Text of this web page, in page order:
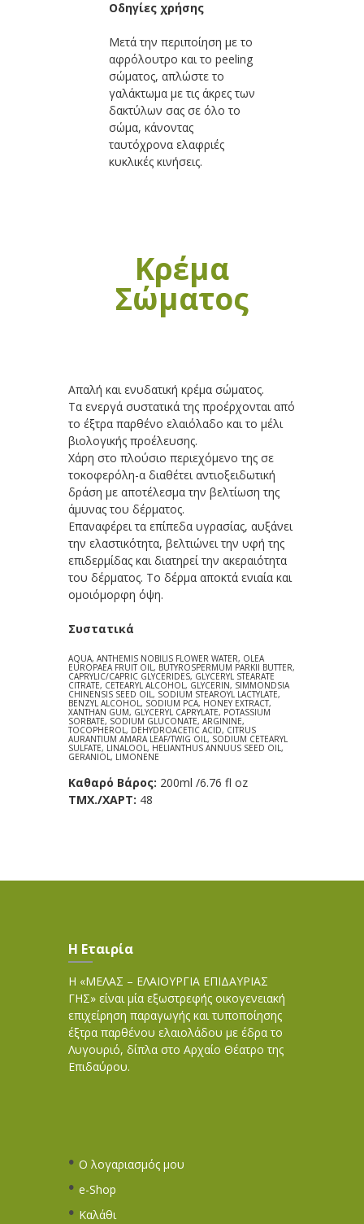
Οδηγίες χρήσης
Μετά την περιποίηση με το
αφρόλουτρο και το peeling
σώματος, απλώστε το
γαλάκτωμα με τις άκρες των
δακτύλων σας σε όλο το
σώμα, κάνοντας
ταυτόχρονα ελαφριές
κυκλικές κινήσεις.
Κρέμα
Σώματος
Απαλή και ενυδατική κρέμα σώματος.
Τα ενεργά συστατικά της προέρχονται από
το έξτρα παρθένο ελαιόλαδο και το μέλι
βιολογικής προέλευσης.
Χάρη στο πλούσιο περιεχόμενο της σε
τοκοφερόλη-α διαθέτει αντιοξειδωτική
δράση με αποτέλεσμα την βελτίωση της
άμυνας του δέρματος.
Επαναφέρει τα επίπεδα υγρασίας, αυξάνει
την ελαστικότητα, βελτιώνει την υφή της
επιδερμίδας και διατηρεί την ακεραιότητα
του δέρματος. Το δέρμα αποκτά ενιαία και
ομοιόμορφη όψη.
Συστατικά
AQUA, ANTHEMIS NOBILIS FLOWER WATER, OLEA
EUROPAEA FRUIT OIL, BUTYROSPERMUM PARKII BUTTER,
CAPRYLIC/CAPRIC GLYCERIDES, GLYCERYL STEARATE
CITRATE, CETEARYL ALCOHOL, GLYCERIN, SIMMONDSIA
CHINENSIS SEED OIL, SODIUM STEAROYL LACTYLATE,
BENZYL ALCOHOL, SODIUM PCA, HONEY EXTRACT,
XANTHAN GUM, GLYCERYL CAPRYLATE, POTASSIUM
SORBATE, SODIUM GLUCONATE, ARGININE,
TOCOPHEROL, DEHYDROACETIC ACID, CITRUS
AURANTIUM AMARA LEAF/TWIG OIL, SODIUM CETEARYL
SULFATE, LINALOOL, HELIANTHUS ANNUUS SEED OIL,
GERANIOL, LIMONENE
Καθαρό Βάρος: 200ml /6.76 fl oz
TΜX./ΧΑΡΤ: 48
Η Εταιρία
Η «ΜΕΛΑΣ – ΕΛΑΙΟΥΡΓΙΑ ΕΠΙΔΑΥΡΙΑΣ
ΓΗΣ» είναι μία εξωστρεφής οικογενειακή
επιχείρηση παραγωγής και τυποποίησης
έξτρα παρθένου ελαιολάδου με έδρα το
Λυγουριό, δίπλα στο Αρχαίο Θέατρο της
Επιδαύρου.
Ο λογαριασμός μου
e-Shop
Καλάθι